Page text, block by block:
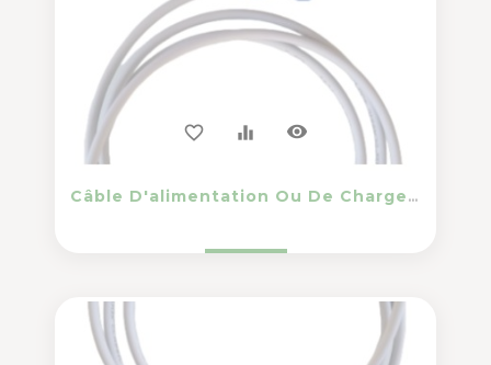
favorite_border equalizer visibility
Câble D'alimentation Ou De Charge 5 Mètres